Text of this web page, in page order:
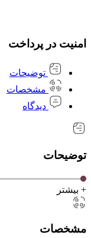
امنیت در پرداخت
توضیحات
مشخصات
دیدگاه
توضیحات
+ بیشتر
مشخصات